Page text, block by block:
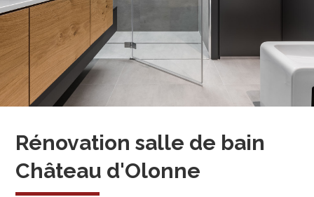
Rénovation salle de bain
Château d'Olonne